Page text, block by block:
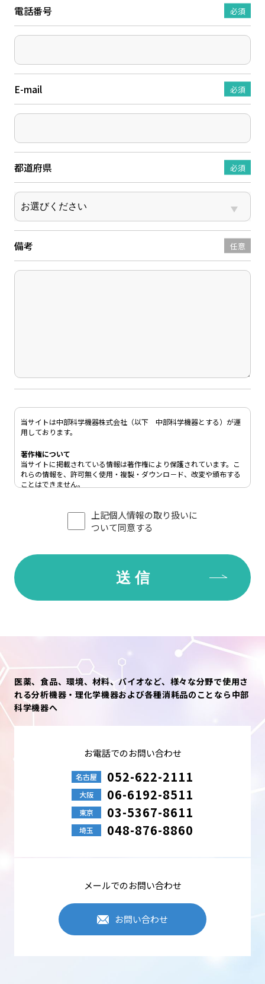
電話番号 必須
E-mail 必須
都道府県 必須
備考 任意
当サイトは中部科学機器株式会社（以下 中部科学機器とする）が運
用しております。
著作権について
当サイトに掲載されている情報は著作権により保護されています。こ
れらの情報を、許可無く使用・複製・ダウンロ－ド、改変や頒布する
ことはできません。
当サイトへのリンクをご希望の方は、問い合わせ窓口までご連絡下さ
当サイト上をご利用されるにあたり、次の行為を禁止します。
●第三者または中部科学機器の財産もしくはプライバシー等を侵害す
る行為、または侵害する恐れのある行為。なお、当サイト上の個人情
●公序良俗に反する行為、またはその恐れのある行為。
●コンピューターウィルス等の有害なプログラムを使用もしくは提供
●法令、条例に違反する行為、または違反する恐れのある行為。
●その他、中部科学機器が随時不適切と判断した行為。
個人情報の利用目的について
中部科学機器では、あらかじめご本人の同意を得た場合、および法令
により例外とされる場合を除き、下記目的の範囲内でのみ個人情報を
●ご依頼事項の対応、または業務上のご連絡
●その他、事前にご同意を頂いた目的事項
個人情報の安全管理
中部科学機器は、個人情報への不正アクセス・紛失・破損・改ざん・
漏えいなどを防止するため、セキュリティシステムの維持・管理体制
の整備・従業員教育の徹底などの必要な措置を行い個人情報の管理を
●事業承継、共同利用など
Cookieの使用について
Cookieとは、訪問したWebサイトの訪問履歴などの情報を一時的に記
性を向上させる目的で、Cookieを使用し閲覧状況などの情報を収集す
上記個人情報の取り扱いに
ついて同意する
医薬、食品、環境、材料、バイオなど、様々な分野で使用さ
れる分析機器・理化学機器および各種消耗品のことなら中部
科学機器へ
お電話でのお問い合わせ
名古屋 052-622-2111
大阪 06-6192-8511
東京 03-5367-8611
埼玉 048-876-8860
メールでのお問い合わせ
お問い合わせ